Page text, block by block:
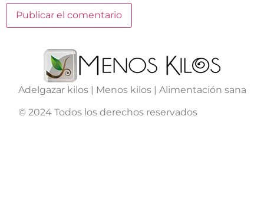
Adelgazar kilos | Menos kilos | Alimentación sana
© 2024 Todos los derechos reservados